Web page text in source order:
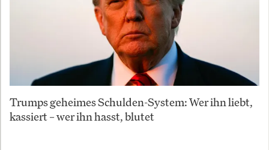
Trumps geheimes Schulden-System: Wer ihn liebt,
kassiert – wer ihn hasst, blutet